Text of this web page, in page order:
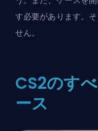
す必要があります。
せん。
CS2のす
ース